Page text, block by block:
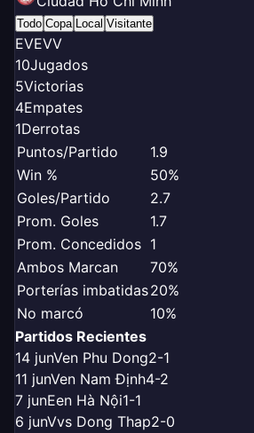
Todo Copa Local Visitante
EVEVV
10Jugados
5Victorias
4Empates
1Derrotas
Puntos/Partido
1.9
Win %
50%
Goles/Partido
2.7
Prom. Goles
1.7
Prom. Concedidos 1
Ambos Marcan
70%
Porterías imbatidas20%
No marcó
10%
Partidos Recientes
14 junVen Phu Dong2-1
11 junVen Nam Định4-2
7 junEen Hà Nội1-1
6 junVvs Dong Thap2-0